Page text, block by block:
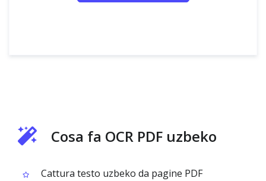
Cosa fa OCR PDF uzbeko
Cattura testo uzbeko da pagine PDF